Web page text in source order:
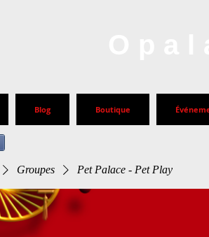
Blog Boutique
Groupes Pet Palace - Pet Play